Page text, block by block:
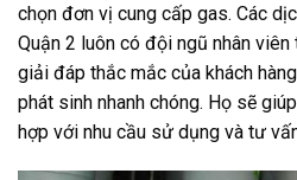
chọn đơn vị cung cấp gas. Các
Quận 2 luôn có đội ngũ nhân
giải đáp thắc mắc của khách
phát sinh nhanh chóng. Họ sẽ
hợp với nhu cầu sử dụng và tư